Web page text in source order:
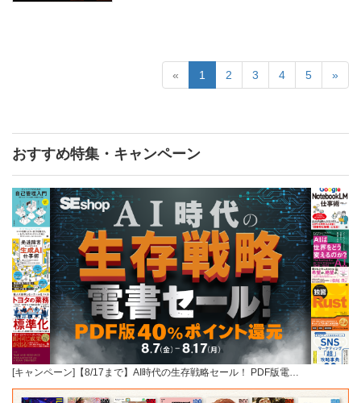
« 1 2 3 4 5 »
おすすめ特集・キャンペーン
[キャンペーン]【8/17まで】AI時代の生存戦略セール！ PDF版電…